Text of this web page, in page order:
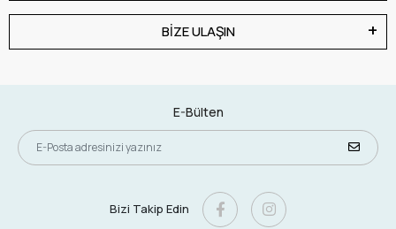
BİZE ULAŞIN
E-Bülten
Bizi Takip Edin